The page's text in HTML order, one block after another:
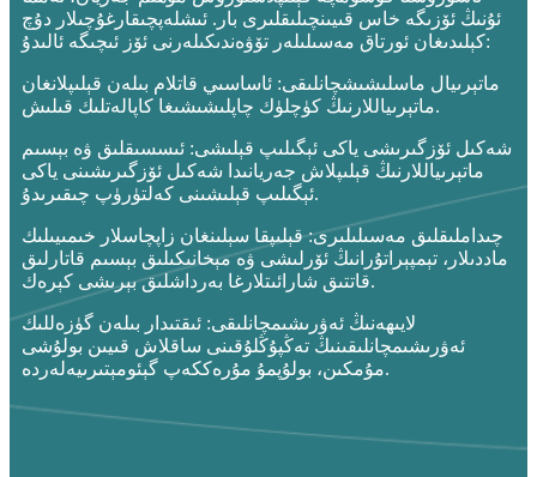
ئۇنىڭ ئۆزىگە خاس قىيىنچىلىقلىرى بار. ئىشلەپچىقارغۇچىلار دۇچ
كېلىدىغان ئورتاق مەسىلىلەر تۆۋەندىكىلەرنى ئۆز ئىچىگە ئالىدۇ:
ماتېرىيال ماسلىشىشچانلىقى: ئاساسىي قاتلام بىلەن قېلىپلانغان
ماتېرىياللارنىڭ كۈچلۈك چاپلىشىشىغا كاپالەتلىك قىلىش.
شەكىل ئۆزگىرىشى ياكى ئېگىلىپ قېلىشى: ئىسسىقلىق ۋە بېسىم
ماتېرىياللارنىڭ قېلىپلاش جەريانىدا شەكىل ئۆزگىرىشىنى ياكى
ئېگىلىپ قېلىشىنى كەلتۈرۈپ چىقىرىدۇ.
چىداملىقلىق مەسىلىلىرى: قېلىپقا سېلىنغان زاپچاسلار خىمىيىلىك
ماددىلار، تېمپېراتۇرانىڭ ئۆرلىشى ۋە مېخانىكىلىق بېسىم قاتارلىق
قاتتىق شارائىتلارغا بەرداشلىق بېرىشى كېرەك.
لايىھەنىڭ ئەۋرىشىمچانلىقى: ئىقتىدار بىلەن گۈزەللىك
ئەۋرىشىمچانلىقىنىڭ تەڭپۇڭلۇقىنى ساقلاش قىيىن بولۇشى
مۇمكىن، بولۇپمۇ مۇرەككەپ گېئومېتىرىيەلەردە.